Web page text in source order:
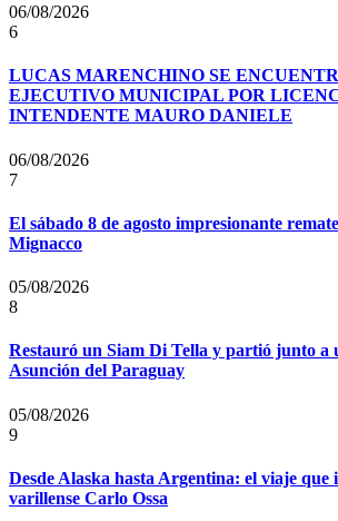
06/08/2026
6
LUCAS MARENCHINO SE
EJECUTIVO MUNICIPAL POR
INTENDENTE MAURO DANIELE
06/08/2026
7
El sábado 8 de agosto impresionante
Mignacco
05/08/2026
8
Restauró un Siam Di Tella y partió junto a
Asunción del Paraguay
05/08/2026
9
Desde Alaska hasta Argentina: el viaje que
varillense Carlo Ossa